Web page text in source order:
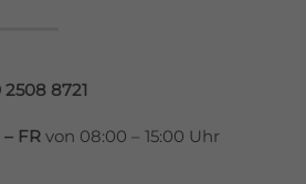
2508 8721
– FR von 08:00 – 15:00 Uhr